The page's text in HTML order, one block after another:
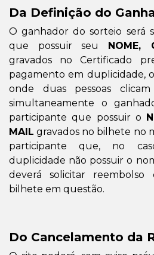
Da Definição do
O ganhador do sorteio será
que possuir seu NOME,
gravados no Certificado
pagamento em duplicidade,
onde duas pessoas
simultaneamente o
participante que possuir o
MAIL gravados no bilhete no
participante que, no
duplicidade não possuir o
deverá solicitar
bilhete em questão.
Do Cancelamento da